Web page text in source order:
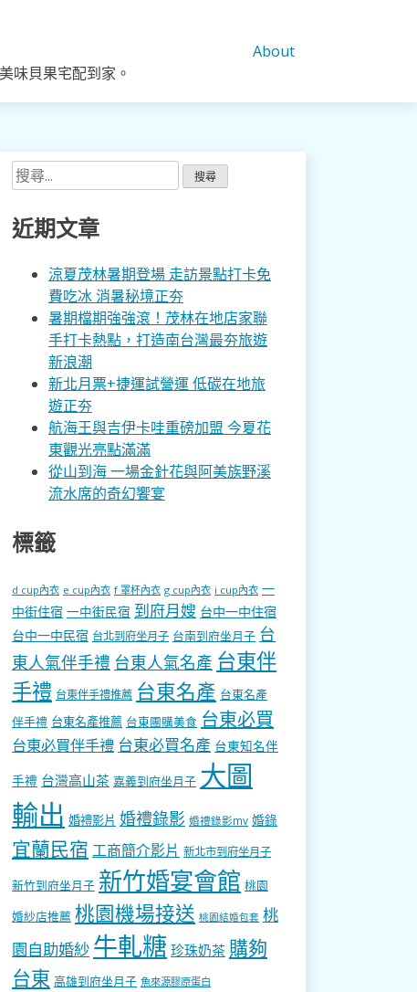
味貝果宅配到家。
About
搜
尋
關
鍵
近期文章
涼夏茂林暑期登場 走訪景點打卡免
費吃冰 消暑秘境正夯
暑期檔期強強滾！茂林在地店家聯
手打卡熱點，打造南台灣最夯旅遊
新浪潮
新北月票+捷運試營運 低碳在地旅
遊正夯
航海王與吉伊卡哇重磅加盟 今夏花
東觀光亮點滿滿
從山到海 一場金針花與阿美族野溪
流水席的奇幻饗宴
標籤
d cup內衣 e cup內衣 f 罩杯內衣 g cup內衣 i cup內衣 一
中街住宿 一中街民宿 到府月嫂 台中一中住宿
台中一中民宿 台北到府坐月子 台南到府坐月子 台
東人氣伴手禮 台東人氣名產 台東伴
手禮 台東伴手禮推薦 台東名產 台東名產
伴手禮 台東名產推薦 台東團購美食 台東必買
台東必買伴手禮 台東必買名產 台東知名伴
手禮 台灣高山茶 嘉義到府坐月子 大圖
輸出 婚禮影片 婚禮錄影 婚禮錄影mv 婚錄
宜蘭民宿 工商簡介影片 新北市到府坐月子
新竹到府坐月子 新竹婚宴會館 桃園
婚紗店推薦 桃園機場接送 桃園結婚包套 桃
園自助婚紗 牛軋糖 珍珠奶茶 購夠
台東 高雄到府坐月子 魚來源膠原蛋白